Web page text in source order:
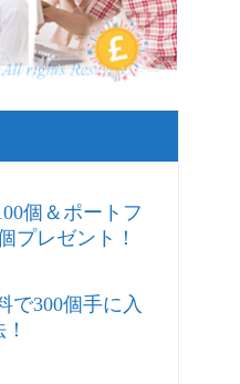
フト無料EAトレジャー
個＆ポートフ
プレゼント！
で300個手に入